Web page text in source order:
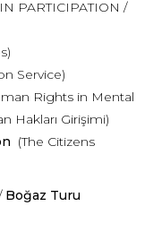
PARTICIPATION /
Service)
Rights in Mental
Hakları Girişimi)
(The Citizens
Boğaz Turu